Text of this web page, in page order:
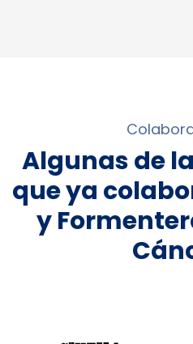
Algunas de
que ya
y